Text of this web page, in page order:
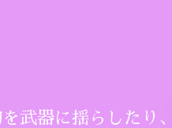
武器に揺らしたり、